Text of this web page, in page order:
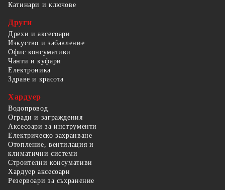
Катинари и ключове
Други
Дрехи и аксесоари
Изкуство и забавление
Офис консумативи
Чанти и куфари
Електроника
Здраве и красота
Хардуер
Водопровод
Огради и заграждения
Аксесоари за инструменти
Електрическо захранване
Отопление, вентилация и
климатични системи
Строителни консумативи
Хардуер аксесоари
Резервоари за съхранение